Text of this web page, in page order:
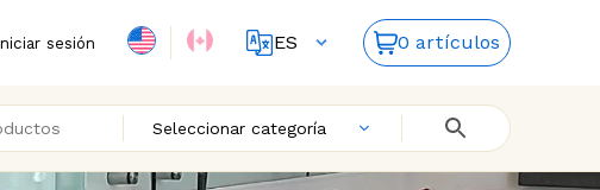
sesión
ES
EN
0 artículos
Seleccionar categoría